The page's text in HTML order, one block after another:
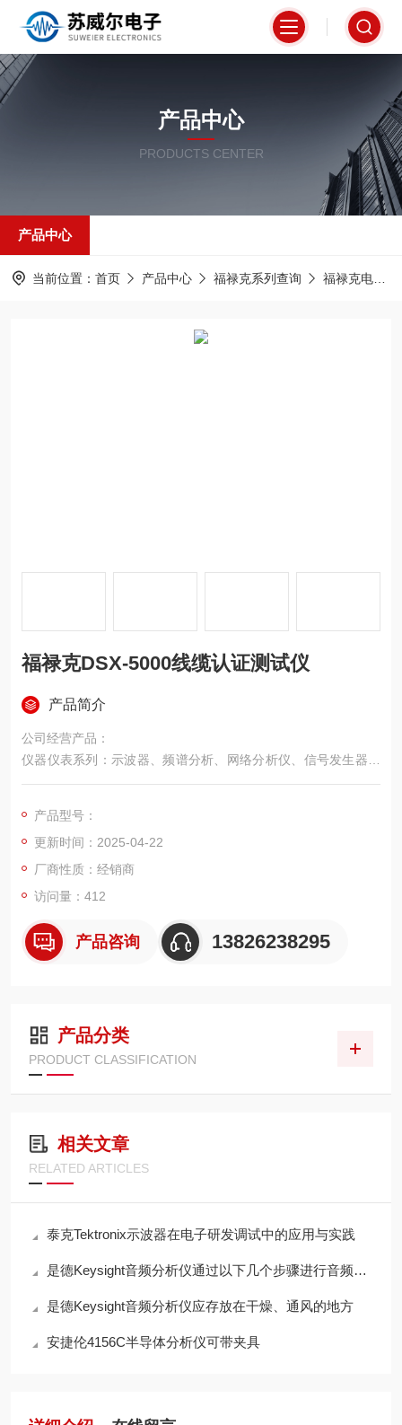
产品中心
PRODUCTS CENTER
产品中心
当前位置： 首页 产品中心 福禄克系列查询 福禄克电能分析仪
福禄克DSX-5000线缆认证测试仪
产品简介
公司经营产品：
仪器仪表系列：示波器、频谱分析、网络分析仪、信号发生器、
色彩分析仪、音频分析仪、耐压测试仪、直流电源、地线导通测
计、测试探头等等。
产品型号：
更新时间：2025-04-22
厂商性质：经销商
访问量：412
产品咨询 13826238295
产品分类
PRODUCT CLASSIFICATION
相关文章
RELATED ARTICLES
泰克Tektronix示波器在电子研发调试中的应用与实践
是德Keysight音频分析仪通过以下几个步骤进行音频信号处理
是德Keysight音频分析仪应存放在干燥、通风的地方
安捷伦4156C半导体分析仪可带夹具